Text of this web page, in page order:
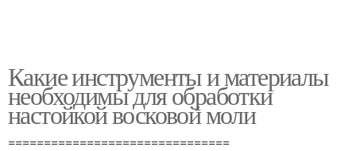
Какие инструменты и материалы
необходимы для обработки
настойкой восковой моли
===============================